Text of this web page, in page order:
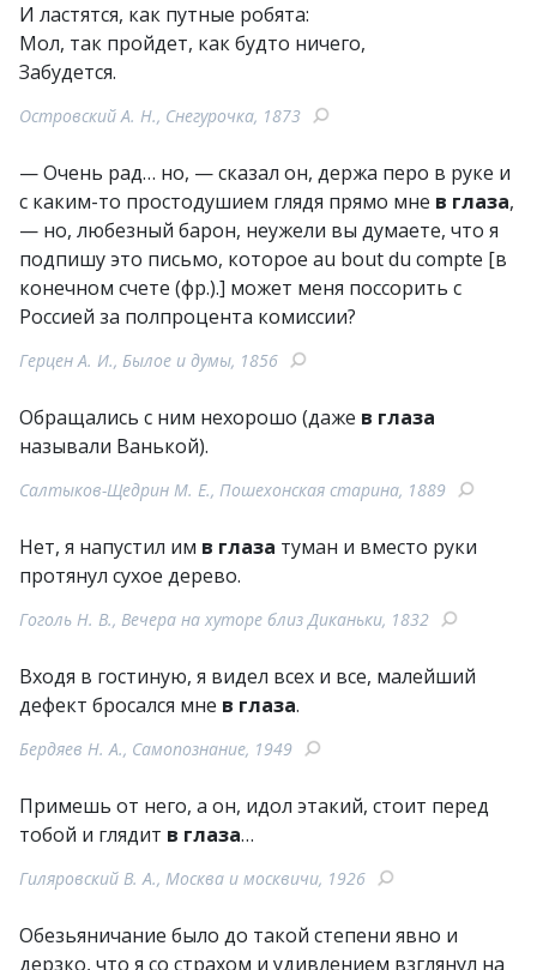
И ластятся, как путные робята:
Мол, так пройдет, как будто ничего,
Забудется.
Островский А. Н., Снегурочка, 1873
— Очень рад… но, — сказал он, держа перо в руке и
с каким-то простодушием глядя прямо мне в глаза,
— но, любезный барон, неужели вы думаете, что я
подпишу это письмо, которое au bout du compte [в
конечном счете (фр.).] может меня поссорить с
Россией за полпроцента комиссии?
Герцен А. И., Былое и думы, 1856
Обращались с ним нехорошо (даже в глаза
называли Ванькой).
Салтыков-Щедрин М. Е., Пошехонская старина, 1889
Нет, я напустил им в глаза туман и вместо руки
протянул сухое дерево.
Гоголь Н. В., Вечера на хуторе близ Диканьки, 1832
Входя в гостиную, я видел всех и все, малейший
дефект бросался мне в глаза.
Бердяев Н. А., Самопознание, 1949
Примешь от него, а он, идол этакий, стоит перед
тобой и глядит в глаза…
Гиляровский В. А., Москва и москвичи, 1926
Обезьяничание было до такой степени явно и
дерзко, что я со страхом и удивлением взглянул на